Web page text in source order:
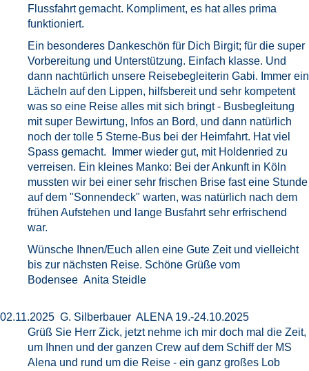
Flussfahrt gemacht. Kompliment, es hat alles prima
funktioniert.
Ein besonderes Dankeschön für Dich Birgit; für die super
Vorbereitung und Unterstützung. Einfach klasse. Und
dann nachtürlich unsere Reisebegleiterin Gabi. Immer ein
Lächeln auf den Lippen, hilfsbereit und sehr kompetent
was so eine Reise alles mit sich bringt - Busbegleitung
mit super Bewirtung, Infos an Bord, und dann natürlich
noch der tolle 5 Sterne-Bus bei der Heimfahrt. Hat viel
Spass gemacht. Immer wieder gut, mit Holdenried zu
verreisen. Ein kleines Manko: Bei der Ankunft in Köln
mussten wir bei einer sehr frischen Brise fast eine Stunde
auf dem "Sonnendeck" warten, was natürlich nach dem
frühen Aufstehen und lange Busfahrt sehr erfrischend
war.
Wünsche Ihnen/Euch allen eine Gute Zeit und vielleicht
bis zur nächsten Reise. Schöne Grüße vom
Bodensee Anita Steidle
02.11.2025 G. Silberbauer ALENA 19.-24.10.2025
Grüß Sie Herr Zick, jetzt nehme ich mir doch mal die Zeit,
um Ihnen und der ganzen Crew auf dem Schiff der MS
Alena und rund um die Reise - ein ganz großes Lob